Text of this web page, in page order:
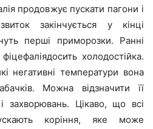
продовжує пускати пагони і
закінчується у кінці
перші приморозки. Ранні
холодостійка.
негативні температури вона
Можна відзначити її
і захворювань. Цікаво, що всі
коріння, яке може